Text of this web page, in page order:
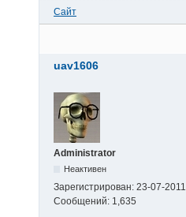
Сайт
uav1606
Administrator
Неактивен
Зарегистрирован: 23-07-2011
Сообщений: 1,635